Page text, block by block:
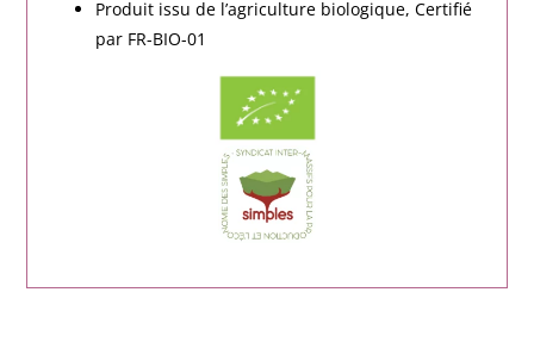
Produit issu de l’agriculture biologique, Certifié
par FR-BIO-01